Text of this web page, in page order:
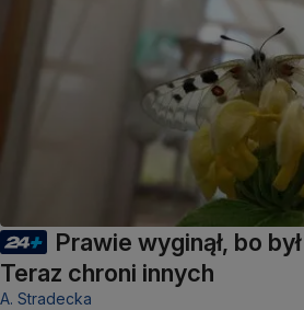
Prawie wyginął, bo
Teraz chroni innych
A. Stradecka